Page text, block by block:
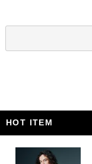
HOT ITEM